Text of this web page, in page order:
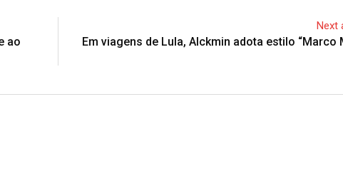
ao
Next
Em viagens de Lula, Alckmin adota estilo “Marco